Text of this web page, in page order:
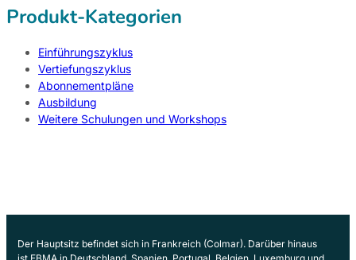
Produkt-Kategorien
Einführungszyklus
Vertiefungszyklus
Abonnementpläne
Ausbildung
Weitere Schulungen und Workshops
Der Hauptsitz befindet sich in Frankreich (Colmar). Darüber hinaus